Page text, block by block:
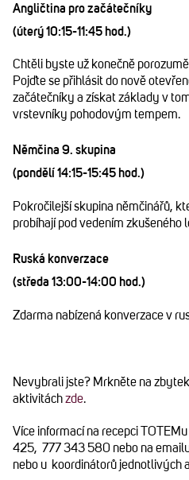
Angličtina pro začátečníky
(úterý 10:15-11:45 hod.)
Chtěli byste už konečně
Pojďte se přihlásit do nově
začátečníky a získat základy v
vrstevníky pohodovým tempem.
Němčina 9. skupina
(pondělí 14:15-15:45 hod.)
Pokročilejší skupina němčinářů,
probíhají pod vedením
Ruská konverzace
(středa 13:00-14:00 hod.)
Zdarma nabízená konverzace v
Nevybrali jste? Mrkněte na
aktivitáchzde.
Více informací na recepci
425, 777 343 580 nebo na
nebo u koordinátorů jednotlivých